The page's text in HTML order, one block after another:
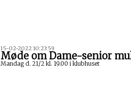
15-02-2022 10:23:59
Møde om Dame-senior
Mandag d. 21/2 kl. 19.00 i klubhuset